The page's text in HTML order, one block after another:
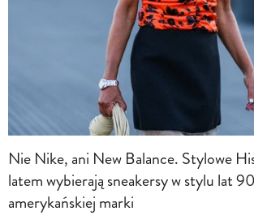
Nie Nike, ani New Balance. Stylowe
latem wybierają sneakersy w stylu lat
amerykańskiej marki